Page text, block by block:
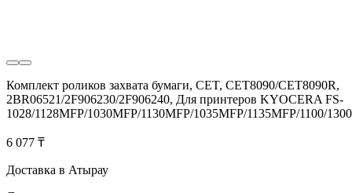
Комплект роликов захвата бумаги, CET, CET8090/CET8090R,
2BR06521/2F906230/2F906240, Для принтеров KYOCERA FS-
1028/1128MFP/1030MFP/1130MFP/1035MFP/1135MFP/1100/
6 077 ₸
Доставка в Атырау